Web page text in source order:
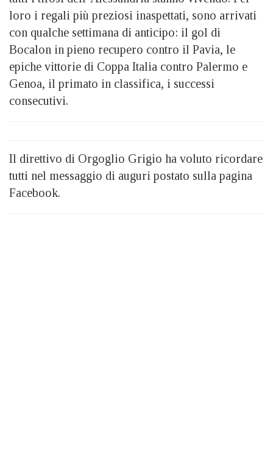
loro i regali più preziosi inaspettati, sono arrivati
con qualche settimana di anticipo: il gol di
Bocalon in pieno recupero contro il Pavia, le
epiche vittorie di Coppa Italia contro Palermo e
Genoa, il primato in classifica, i successi
consecutivi.
Il direttivo di Orgoglio Grigio ha voluto ricordare
tutti nel messaggio di auguri postato sulla pagina
Facebook.